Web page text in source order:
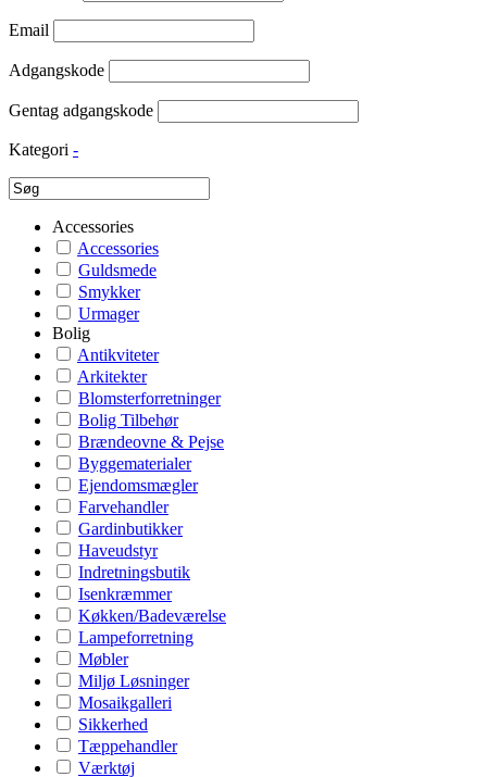
Email
Adgangskode
Gentag adgangskode
Kategori -
Accessories
Accessories
Guldsmede
Smykker
Urmager
Bolig
Antikviteter
Arkitekter
Blomsterforretninger
Bolig Tilbehør
Brændeovne & Pejse
Byggematerialer
Ejendomsmægler
Farvehandler
Gardinbutikker
Haveudstyr
Indretningsbutik
Isenkræmmer
Køkken/Badeværelse
Lampeforretning
Møbler
Miljø Løsninger
Mosaikgalleri
Sikkerhed
Tæppehandler
Værktøj